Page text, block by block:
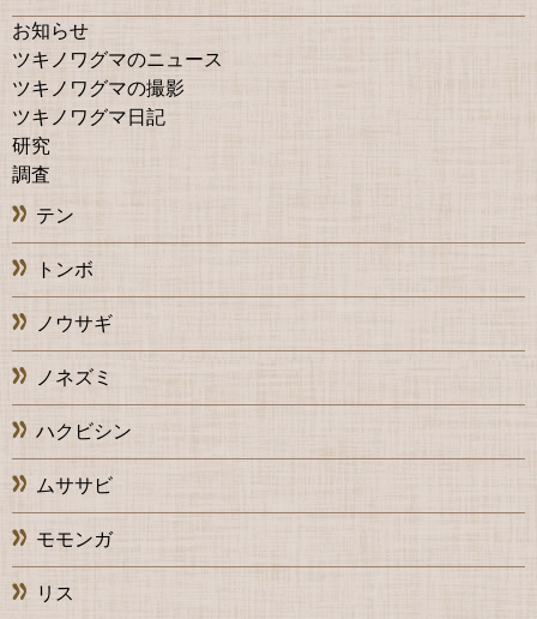
お知らせ
ツキノワグマのニュース
ツキノワグマの撮影
ツキノワグマ日記
研究
調査
テン
トンボ
ノウサギ
ノネズミ
ハクビシン
ムササビ
モモンガ
リス